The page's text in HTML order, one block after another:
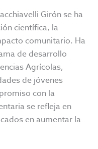
Girón se ha
científica, la
comunitario. Ha
de desarrollo
Agrícolas,
de jóvenes
con la
se refleja en
en aumentar la